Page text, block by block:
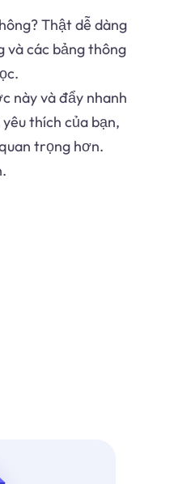
Thật dễ dàng
và các bảng thông
này và đẩy nhanh
thích của bạn,
trọng hơn.